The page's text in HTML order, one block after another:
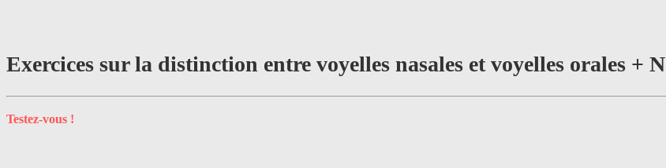
Exercices sur la distinction entre voyelles nasales et voyelles orales + N
Testez-vous !